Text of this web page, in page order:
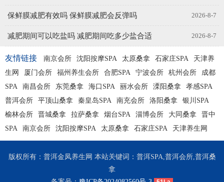
2026-8-7
保鲜膜减肥有效吗 保鲜膜减肥会反弹吗
2026-8-7
减肥期间可以吃盐吗 减肥期间吃多少盐合适
友情链接 南京会所 沈阳按摩SPA 太原桑拿 石家庄SPA
天津养
生网
厦门会所 福州养生会所 合肥SPA 宁波会所 杭州会所
成都
SPA
南昌会所 东莞桑拿 海口SPA 丽水会所 溧阳桑拿
孝感SPA
普洱会所
平顶山桑拿 秦皇岛SPA 南充会所 洛阳桑拿
银川SPA
榆林会所
晋城桑拿 拉萨桑拿 烟台SPA 淄博会所 大同桑拿
晋中
SPA
南京会所 沈阳按摩SPA 太原桑拿 石家庄SPA 天津养生网
版权所有：普洱金凤养生网 本站关键词：普洱SPA,普洱会所,普洱桑
拿